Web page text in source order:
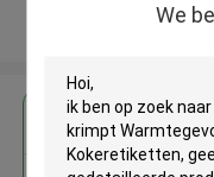
We
Krijg